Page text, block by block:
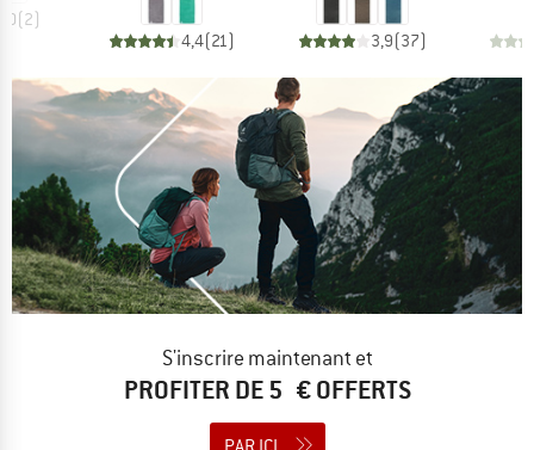
(2)
4,4(21) 3,9(37)
S'inscrire maintenant et
PROFITER DE 5 € OFFERTS